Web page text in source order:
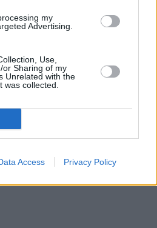
my
Advertising.
Use,
or Sharing of my
Unrelated with the
was collected.
Access Privacy Policy